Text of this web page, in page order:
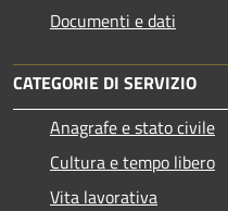
Documenti e dati
CATEGORIE DI SERVIZIO
Anagrafe e stato civile
Cultura e tempo libero
Vita lavorativa